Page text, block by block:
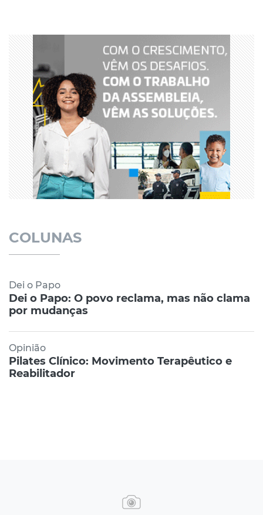
COLUNAS
Dei o Papo
Dei o Papo: O povo reclama, mas não clama
por mudanças
Opinião
Pilates Clínico: Movimento Terapêutico e
Reabilitador